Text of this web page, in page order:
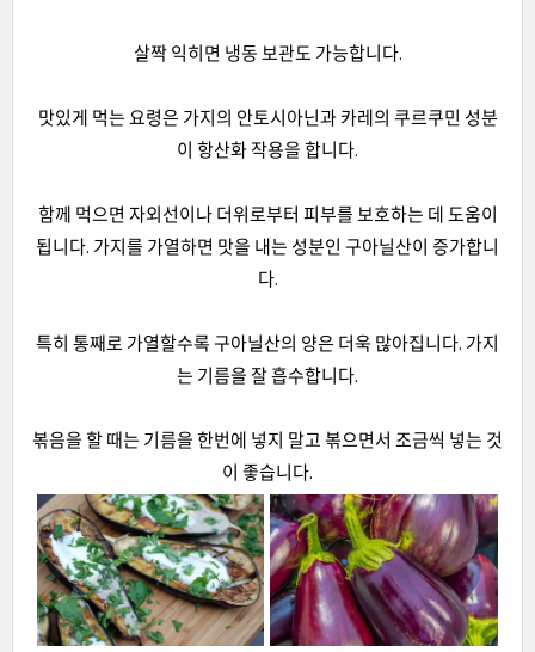
살짝 익히면 냉동 보관도 가능합니다.
맛있게 먹는 요령은 가지의 안토시아닌과 카레의 쿠르쿠민 성분
이 항산화 작용을 합니다.
함께 먹으면 자외선이나 더위로부터 피부를 보호하는 데 도움이
됩니다. 가지를 가열하면 맛을 내는 성분인 구아닐산이 증가합니
다.
특히 통째로 가열할수록 구아닐산의 양은 더욱 많아집니다. 가지
는 기름을 잘 흡수합니다.
볶음을 할 때는 기름을 한번에 넣지 말고 볶으면서 조금씩 넣는 것
이 좋습니다.